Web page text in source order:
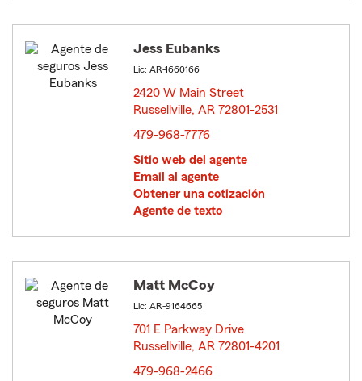
Jess Eubanks
Lic: AR-1660166
2420 W Main Street
Russellville, AR 72801-2531
479-968-7776
Sitio web del agente
Email al agente
Obtener una cotización
Agente de texto
Matt McCoy
Lic: AR-9164665
701 E Parkway Drive
Russellville, AR 72801-4201
479-968-2466